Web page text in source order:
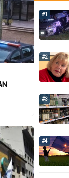
#1
#2
#3
#4